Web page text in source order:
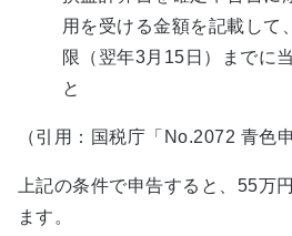
用を受ける金額を記載して
限（翌年3月15日）までに
と
（引用：国税庁「No.2072 青色
上記の条件で申告すると、55万
ます。